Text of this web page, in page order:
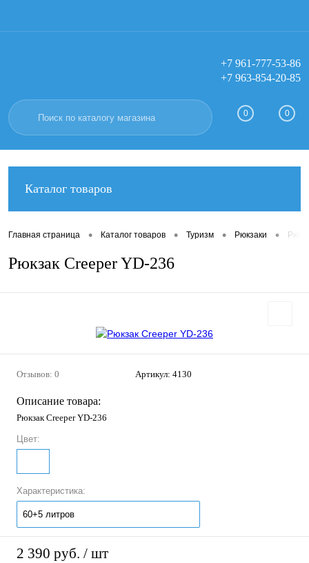
Вход Регистрация
+7 961-777-53-86
+7 963-854-20-85
0 0
Каталог товаров
Главная страница • Каталог товаров • Туризм • Рюкзаки •
Рюкзак Creeper YD-236
Отзывов: 0 Артикул: 4130
Описание товара:
Рюкзак Creeper YD-236
Цвет:
Характеристика:
60+5 литров
2 390 руб. / шт